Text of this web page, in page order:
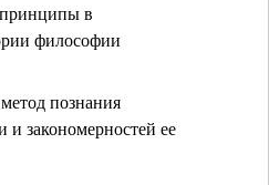
в
философии
познания
закономерностей ее